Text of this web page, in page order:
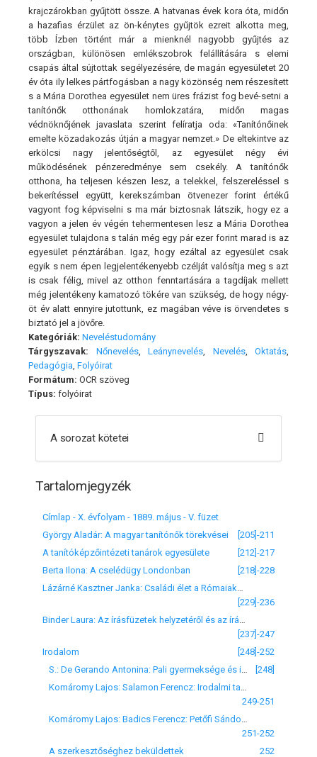
krajczárokban gyűjtött össze. A hatvanas évek kora óta, midőn
a hazafias érzület az ön-kénytes gyűjtök ezreit alkotta meg,
több Ízben történt már a mienknél nagyobb gyűjtés az
országban, különösen emlékszobrok felállítására s elemi
csapás által sújtottak segélyezésére, de magán egyesületet 20
év óta ily lelkes pártfogásban a nagy közönség nem részesített
s a Mária Dorothea egyesület nem üres frázist fog bevé-setni a
tanítónők otthonának homlokzatára, midőn magas
védnöknőjének javaslata szerint felíratja oda: «Tanítónőinek
emelte közadakozás útján a magyar nemzet.» De eltekintve az
erkölcsi nagy jelentőségtől, az egyesület négy évi
működésének pénzeredménye sem csekély. A tanítónők
otthona, ha teljesen készen lesz, a telekkel, felszereléssel s
bekerítéssel együtt, kerekszámban ötvenezer forint értékű
vagyont fog képviselni s ma már biztosnak látszik, hogy ez a
vagyon a jelen év végén tehermentesen lesz a Mária Dorothea
egyesület tulajdona s talán még egy pár ezer forint marad is az
egyesület pénztárában. Igaz, hogy ezáltal az egyesület csak
egyik s nem épen legjelentékenyebb czélját valósítja meg s azt
is csak félig, mivel az otthon fenntartására a tagdíjak mellett
még jelentékeny kamatozó tökére van szükség, de hogy négy-
öt év alatt ennyire jutottunk, ez magában véve is örvendetes s
biztató jel a jövőre.
Kategóriák: Neveléstudomány
Tárgyszavak:
Nőnevelés, Leánynevelés Nevelés, Oktatás
Pedagógia Folyóirat
Formátum: OCR szöveg
Típus: folyóirat
A sorozat kötetei
Tartalomjegyzék
Címlap - X. évfolyam - 1889. május - V. füzet
György Aladár: A magyar tanítónők törekvései
[205]-211
A tanítóképzőintézeti tanárok egyesülete
[212]-217
Berta Ilona: A cselédügy Londonban
[218]-228
[229]-236
[237]-247
Irodalom
[248]-252
[248]
249-251
251-252
A szerkesztőséghez beküldettek
252